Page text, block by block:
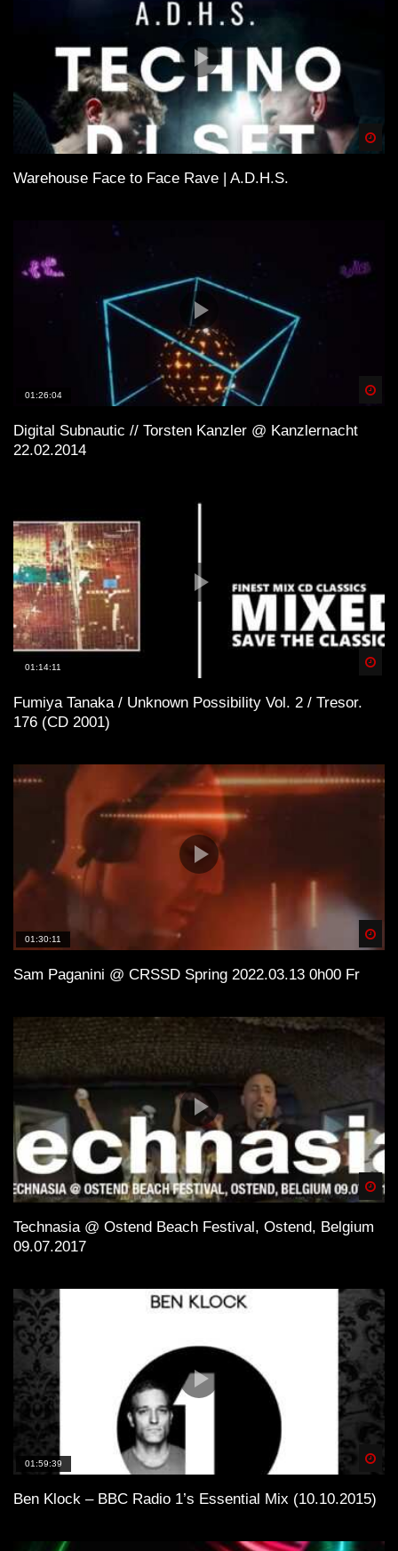
Warehouse Face to Face Rave | A.D.H.S.
01:26:04
Digital Subnautic // Torsten Kanzler @ Kanzlernacht
22.02.2014
01:14:11
Fumiya Tanaka / Unknown Possibility Vol. 2 / Tresor.
176 (CD 2001)
01:30:11
Sam Paganini @ CRSSD Spring 2022.03.13 0h00 Fr
Technasia @ Ostend Beach Festival, Ostend, Belgium
09.07.2017
01:59:39
Ben Klock – BBC Radio 1’s Essential Mix (10.10.2015)